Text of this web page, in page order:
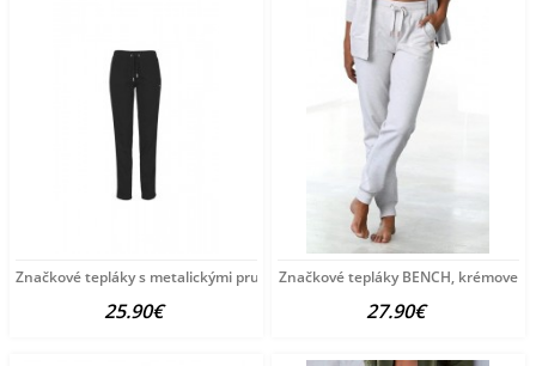
Značkové tepláky s metalickými pruhmi BENCH, čierne
25.90€
Značkové tepláky BENCH, krémove
27.90€